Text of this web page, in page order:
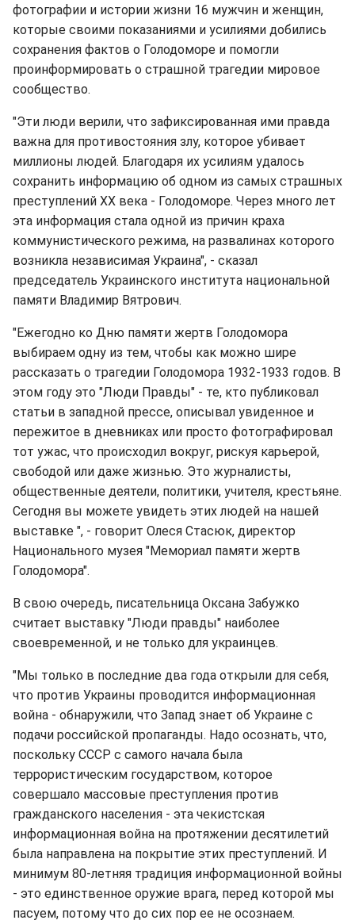
фотографии и истории жизни 16 мужчин и женщин,
которые своими показаниями и усилиями добились
сохранения фактов о Голодоморе и помогли
проинформировать о страшной трагедии мировое
сообщество.
"Эти люди верили, что зафиксированная ими правда
важна для противостояния злу, которое убивает
миллионы людей. Благодаря их усилиям удалось
сохранить информацию об одном из самых страшных
преступлений XX века - Голодоморе. Через много лет
эта информация стала одной из причин краха
коммунистического режима, на развалинах которого
возникла независимая Украина", - сказал
председатель Украинского института национальной
памяти Владимир Вятрович.
"Ежегодно ко Дню памяти жертв Голодомора
выбираем одну из тем, чтобы как можно шире
рассказать о трагедии Голодомора 1932-1933 годов. В
этом году это "Люди Правды" - те, кто публиковал
статьи в западной прессе, описывал увиденное и
пережитое в дневниках или просто фотографировал
тот ужас, что происходил вокруг, рискуя карьерой,
свободой или даже жизнью. Это журналисты,
общественные деятели, политики, учителя, крестьяне.
Сегодня вы можете увидеть этих людей на нашей
выставке ", - говорит Олеся Стасюк, директор
Национального музея "Мемориал памяти жертв
Голодомора".
В свою очередь, писательница Оксана Забужко
считает выставку "Люди правды" наиболее
своевременной, и не только для украинцев.
"Мы только в последние два года открыли для себя,
что против Украины проводится информационная
война - обнаружили, что Запад знает об Украине с
подачи российской пропаганды. Надо осознать, что,
поскольку СССР с самого начала была
террористическим государством, которое
совершало массовые преступления против
гражданского населения - эта чекистская
информационная война на протяжении десятилетий
была направлена на покрытие этих преступлений. И
минимум 80-летняя традиция информационной войны
- это единственное оружие врага, перед которой мы
пасуем, потому что до сих пор ее не осознаем.